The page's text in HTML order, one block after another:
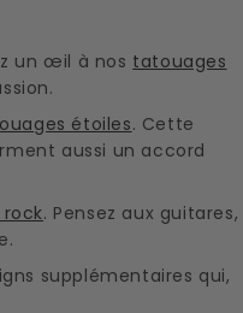
un œil à nos tatouages
étoiles. Cette
aussi un accord
. Pensez aux guitares,
supplémentaires qui,